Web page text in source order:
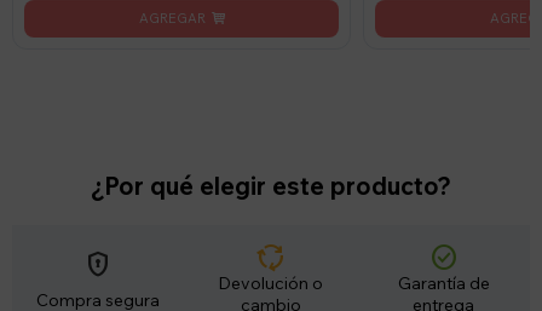
¿Por qué elegir este producto?
encrypted
Compra segura
cycle
Devolución o
cambio
check_circle
Garantía de
entrega